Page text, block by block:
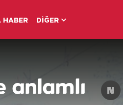
HABER DİĞER
anlamlı